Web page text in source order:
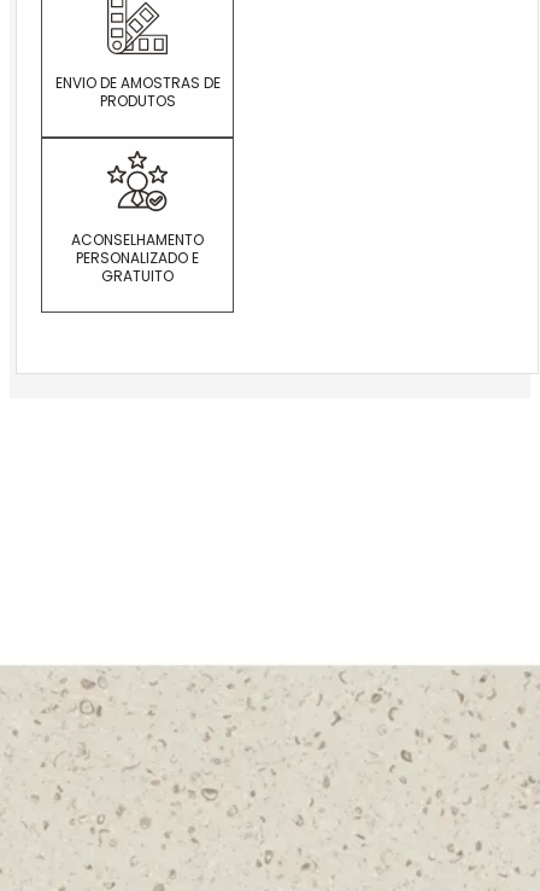
ENVIO DE AMOSTRAS DE
PRODUTOS
ACONSELHAMENTO
PERSONALIZADO E
GRATUITO